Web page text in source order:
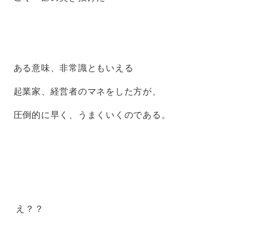
ある意味、非常識ともいえる
起業家、経営者のマネをした方が、
圧倒的に早く、うまくいくのである。
え？？